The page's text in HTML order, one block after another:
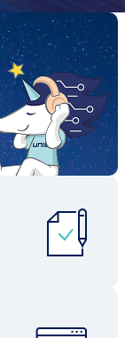
맞는 최